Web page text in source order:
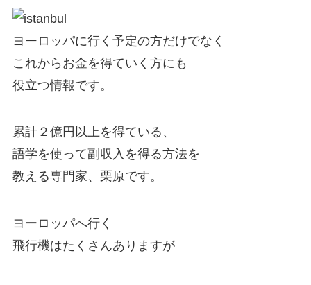
ヨーロッパに行く予定の方だけでなく
これからお金を得ていく方にも
役立つ情報です。
累計２億円以上を得ている、
語学を使って副収入を得る方法を
教える専門家、栗原です。
ヨーロッパへ行く
飛行機はたくさんありますが